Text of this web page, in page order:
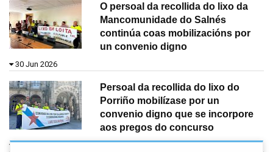
O persoal da recollida do lixo da
Mancomunidade do Salnés
continúa coas mobilizacións por
un convenio digno
30 Jun 2026
Persoal da recollida do lixo do
Porriño mobilízase por un
convenio digno que se incorpore
aos pregos do concurso
23 Jun 2026